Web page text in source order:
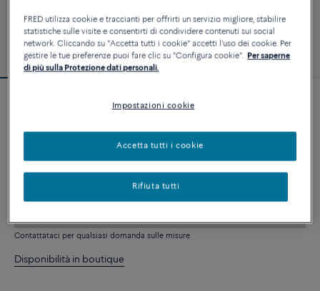
Bracciale Force 10
PERSONALIZZA
Contattataci per qualsiasi domanda sulle misure
Disponibilità in boutique
FRED utilizza cookie e traccianti per offrirti un servizio migliore, stabilire
statistiche sulle visite e consentirti di condividere contenuti sui social
network. Cliccando su "Accetta tutti i cookie" accetti l'uso dei cookie. Per
gestire le tue preferenze puoi fare clic su "Configura cookie". Per saperne
di più sulla Protezione dati personali.
Impostazioni cookie
Rifiuta tutti
Accetta tutti i cookie